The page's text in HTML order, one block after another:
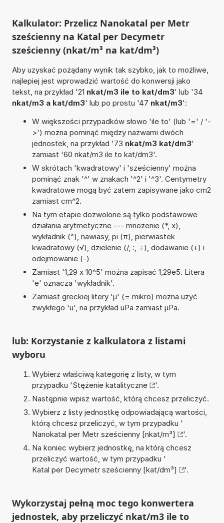
Kalkulator: Przelicz Nanokatal per Metr
sześcienny na Katal per Decymetr
sześcienny (nkat/m³ na kat/dm³)
Aby uzyskać pożądany wynik tak szybko, jak to możliwe,
najlepiej jest wprowadzić wartość do konwersji jako
tekst, na przykład '21 nkat/m3 ile to kat/dm3' lub '34
nkat/m3 a kat/dm3' lub po prostu '47 nkat/m3':
W większości przypadków słowo 'ile to' (lub '=' / '-
>') można pominąć między nazwami dwóch
jednostek, na przykład '73 nkat/m3 kat/dm3'
zamiast '60 nkat/m3 ile to kat/dm3'.
W skrótach 'kwadratowy' i 'sześcienny' można
pominąć znak '^' w znakach '^2' i '^3'. Centymetry
kwadratowe mogą być zatem zapisywane jako cm2
zamiast cm^2.
Na tym etapie dozwolone są tylko podstawowe
działania arytmetyczne --- mnożenie (*, x),
wykładnik (^), nawiasy, pi (π), pierwiastek
kwadratowy (√), dzielenie (/, :, ÷), dodawanie (+) i
odejmowanie (-)
Zamiast '1,29 x 10^5' można zapisać 1,29e5. Litera
'e' oznacza 'wykładnik'.
Zamiast greckiej litery 'µ' (= mikro) można użyć
zwykłego 'u', na przykład uPa zamiast µPa.
lub: Korzystanie z kalkulatora z listami
wyboru
Wybierz właściwą kategorię z listy, w tym
przypadku 'Stężenie katalityczne
'.
Następnie wpisz wartość, którą chcesz przeliczyć.
Wybierz z listy jednostkę odpowiadającą wartości,
którą chcesz przeliczyć, w tym przypadku '
Nanokatal per Metr sześcienny [nkat/m³]
'.
Na koniec wybierz jednostkę, na którą chcesz
przeliczyć wartość, w tym przypadku '
Katal per Decymetr sześcienny [kat/dm³]
'.
Wykorzystaj pełną moc tego konwertera
jednostek, aby przeliczyć nkat/m3 ile to